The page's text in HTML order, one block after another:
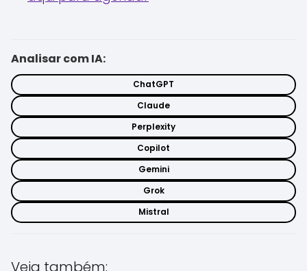
Analisar com IA:
ChatGPT
Claude
Perplexity
Copilot
Gemini
Grok
Mistral
Veja também: